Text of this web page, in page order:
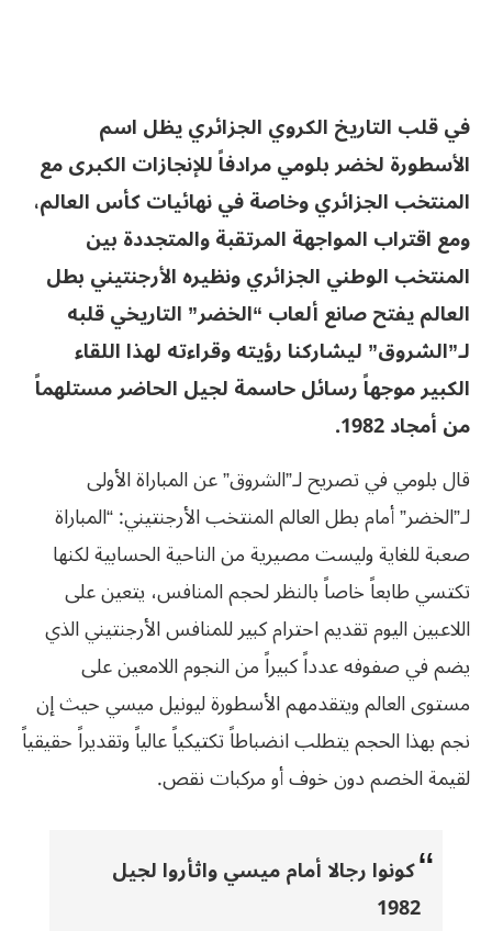
في قلب التاريخ الكروي الجزائري يظل اسم
الأسطورة لخضر بلومي مرادفاً للإنجازات الكبرى مع
المنتخب الجزائري وخاصة في نهائيات كأس العالم،
ومع اقتراب المواجهة المرتقبة والمتجددة بين
المنتخب الوطني الجزائري ونظيره الأرجنتيني بطل
العالم يفتح صانع ألعاب “الخضر” التاريخي قلبه
لـ”الشروق” ليشاركنا رؤيته وقراءته لهذا اللقاء
الكبير موجهاً رسائل حاسمة لجيل الحاضر مستلهماً
من أمجاد 1982.
قال بلومي في تصريح لـ”الشروق” عن المباراة الأولى
لـ”الخضر” أمام بطل العالم المنتخب الأرجنتيني: “المباراة
صعبة للغاية وليست مصيرية من الناحية الحسابية لكنها
تكتسي طابعاً خاصاً بالنظر لحجم المنافس، يتعين على
اللاعبين اليوم تقديم احترام كبير للمنافس الأرجنتيني الذي
يضم في صفوفه عدداً كبيراً من النجوم اللامعين على
مستوى العالم ويتقدمهم الأسطورة ليونيل ميسي حيث إن
نجم بهذا الحجم يتطلب انضباطاً تكتيكياً عالياً وتقديراً حقيقياً
لقيمة الخصم دون خوف أو مركبات نقص.
كونوا رجالا أمام ميسي واثأروا لجيل
1982